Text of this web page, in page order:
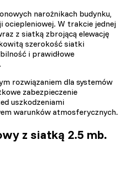
narożnikach budynku,
ociepleniowej. W trakcie jednej
z siatką zbrojącą elewację
szerokość siatki
i prawidłowe
rozwiązaniem dla systemów
zabezpieczenie
uszkodzeniami
warunków atmosferycznych.
z siatką 2.5 mb.